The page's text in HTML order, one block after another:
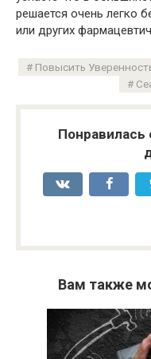
решается очень легко
или других
Повысить
Понравилась
Вам также